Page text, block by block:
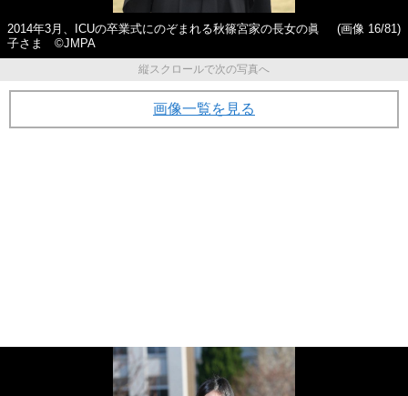
2014年3月、ICUの卒業式にのぞまれる秋篠宮家の長女の眞
子さま ©JMPA
(画像 16/81)
縦スクロールで次の写真へ
画像一覧を見る